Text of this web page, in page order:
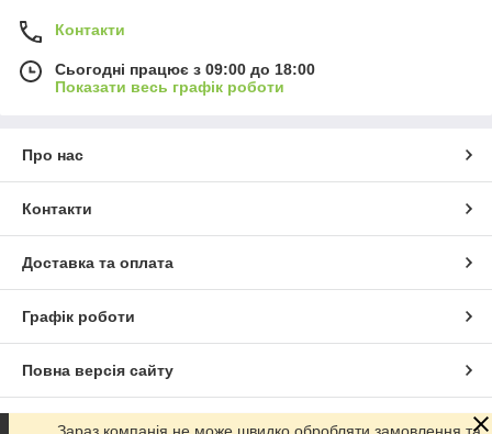
Контакти
Сьогодні працює з 09:00 до 18:00
Показати весь графік роботи
Про нас
Контакти
Доставка та оплата
Графік роботи
Повна версія сайту
Сайт створено на маркетплейсі Prom.ua